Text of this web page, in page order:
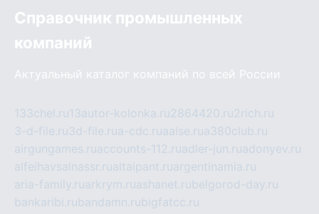
Справочник промышленных
компаний
Актуальный каталог компаний по всей России
133chel.ru13autor-kolonka.ru2864420.ru2rich.ru
3-d-file.ru3d-file.rua-cdc.ruaalse.rua380club.ru
airgungames.ruaccounts-112.ruadler-jun.ruadonyev.ru
alfeihavsalnassr.rualtaipant.ruargentinamia.ru
aria-family.ruarkrym.ruashanet.rubelgorod-day.ru
bankaribi.rubandamn.rubigfatcc.ru